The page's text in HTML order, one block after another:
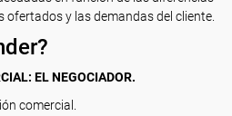
y las demandas del cliente.
EL NEGOCIADOR.
comercial.